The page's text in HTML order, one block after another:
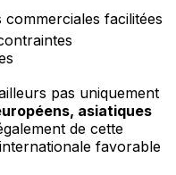
commerciales facilitées
pas uniquement
asiatiques
de cette
favorable